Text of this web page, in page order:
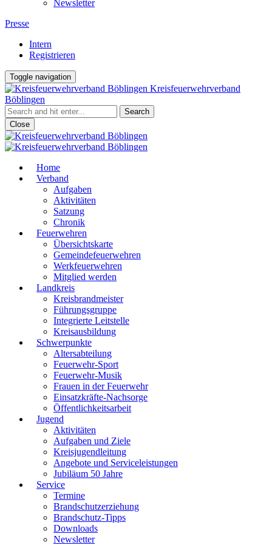
Newsletter
Presse
Intern
Registrieren
Toggle navigation
Kreisfeuerwehrverband
Böblingen
Close
Home
Verband
Aufgaben
Aktivitäten
Satzung
Chronik
Feuerwehren
Übersichtskarte
Gemeindefeuerwehren
Werkfeuerwehren
Mitglied werden
Landkreis
Kreisbrandmeister
Führungsgruppe
Integrierte Leitstelle
Kreisausbildung
Schwerpunkte
Altersabteilung
Feuerwehr-Sport
Feuerwehr-Musik
Frauen in der Feuerwehr
Einsatzkräfte-Nachsorge
Öffentlichkeitsarbeit
Jugend
Aktivitäten
Aufgaben und Ziele
Kreisjugendleitung
Angebote und Serviceleistungen
Jubiläum 50 Jahre
Service
Termine
Brandschutzerziehung
Brandschutz-Tipps
Downloads
Newsletter